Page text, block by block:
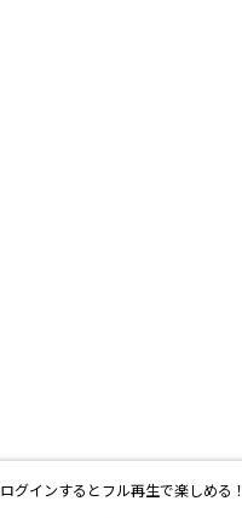
ログインするとフル再生で楽しめる！